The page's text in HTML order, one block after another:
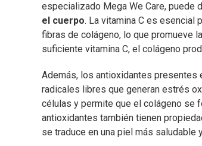
especializado Mega We Care, puede
el cuerpo. La vitamina C es esencial
fibras de colágeno, lo que promueve
suficiente vitamina C, el colágeno
Además, los antioxidantes presentes
radicales libres que generan estrés
células y permite que el colágeno se
antioxidantes también tienen
se traduce en una piel más saludable